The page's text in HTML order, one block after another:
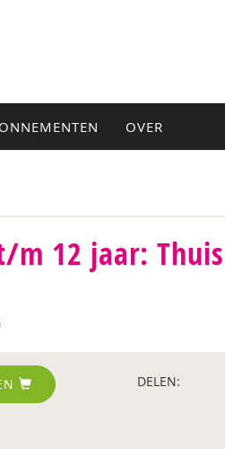
OVER
m 12 jaar:
DELEN: